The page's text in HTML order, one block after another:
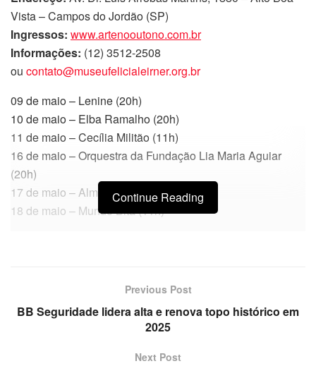
Vista – Campos do Jordão (SP)
Ingressos: www.artenooutono.com.br
Informações: (12) 3512-2508
ou contato@museufelicialeirner.org.br
09 de maio – Lenine (20h)
10 de maio – Elba Ramalho (20h)
11 de maio – Cecília Militão (11h)
16 de maio – Orquestra da Fundação Lia Maria Aguiar
(20h)
17 de maio – Almir Sater (20h)
18 de maio – Mundo Bita (11h)
Continue Reading
Previous Post
BB Seguridade lidera alta e renova topo histórico em
2025
Next Post